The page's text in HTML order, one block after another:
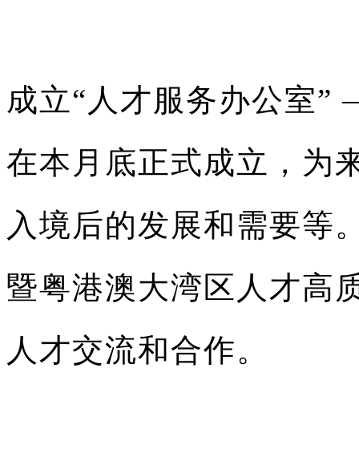
成立“人才服务办公室
在本月底正式成立，为
入境后的发展和需要等
暨粤港澳大湾区人才高
人才交流和合作。